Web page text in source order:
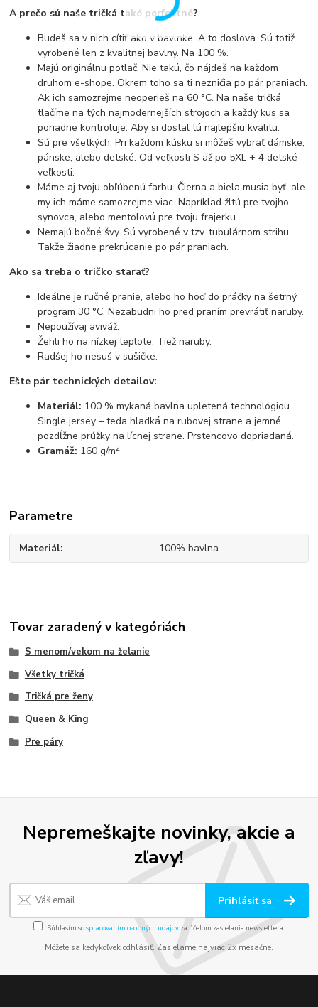
A prečo sú naše tričká také perfektné?
Budeš sa v nich cítiť ako v bavlnke. A to doslova. Sú totiž
vyrobené len z kvalitnej bavlny. Na 100 %.
Majú originálnu potlač. Nie takú, čo nájdeš na každom
druhom e-shope. Okrem toho sa ti nezničia po pár praniach.
Ak ich samozrejme neoperieš na 60 °C. Na naše tričká
tlačíme na tých najmodernejších strojoch a každý kus sa
poriadne kontroluje. Aby si dostal tú najlepšiu kvalitu.
Sú pre všetkých. Pri každom kúsku si môžeš vybrať dámske,
pánske, alebo detské. Od veľkosti S až po 5XL + 4 detské
veľkosti.
Máme aj tvoju obľúbenú farbu. Čierna a biela musia byť, ale
my ich máme samozrejme viac. Napríklad žltú pre tvojho
synovca, alebo mentolovú pre tvoju frajerku.
Nemajú bočné švy. Sú vyrobené v tzv. tubulárnom strihu.
Takže žiadne prekrúcanie po pár praniach.
Ako sa treba o tričko starať?
Ideálne je ručné pranie, alebo ho hoď do práčky na šetrný
program 30 °C. Nezabudni ho pred praním prevrátiť naruby.
Nepoužívaj aviváž.
Žehli ho na nízkej teplote. Tiež naruby.
Radšej ho nesuš v sušičke.
Ešte pár technických detailov:
Materiál: 100 % mykaná bavlna upletená technológiou
Single jersey – teda hladká na rubovej strane a jemné
pozdĺžne prúžky na lícnej strane. Prstencovo dopriadaná.
Gramáž: 160 g/m2
Parametre
Materiál 100% bavlna
Tovar zaradený v kategóriách
S menom/vekom na želanie
Všetky tričká
Tričká pre ženy
Queen & King
Pre páry
Nepremeškajte novinky, akcie a
zľavy!
Prihlásiť sa
Súhlasím sospracovaním osobných údajov za účelom zasielania newslettera.
Môžete sa kedykoľvek odhlásiť. Zasielame najviac 2x mesačne.